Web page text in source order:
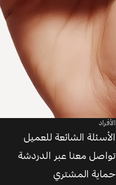
الأفراد
الأسئلة الشائعة للعميل
تواصل معنا عبر الدردشة
حماية المشتري